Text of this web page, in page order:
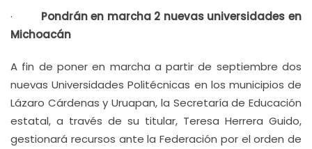
· Pondrán en marcha 2 nuevas universidades en
Michoacán
A fin de poner en marcha a partir de septiembre dos
nuevas Universidades Politécnicas en los municipios de
Lázaro Cárdenas y Uruapan, la Secretaría de Educación
estatal, a través de su titular, Teresa Herrera Guido,
gestionará recursos ante la Federación por el orden de